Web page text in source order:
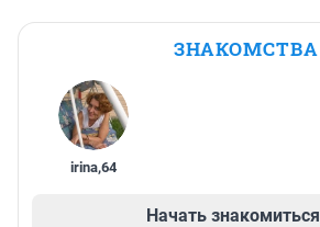
ЗНАКОМСТВА
irina,64
Начать знакомиться